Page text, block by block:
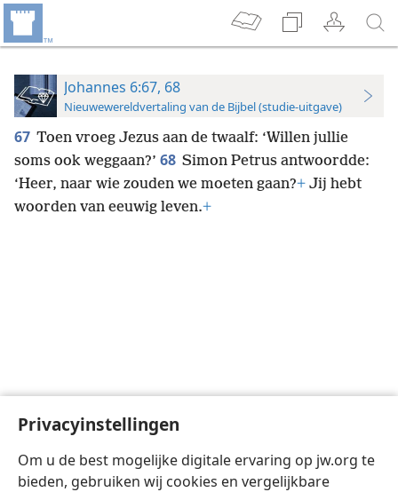
Privacyinstellingen
Om u de best mogelijke digitale ervaring op jw.org te
bieden, gebruiken wij cookies en vergelijkbare
Johannes 6:67, 68
Nieuwewereldvertaling van de Bijbel (studie-uitgave)
67 Toen vroeg Jezus aan de twaalf: ‘Willen jullie
soms ook weggaan?’ 68 Simon Petrus antwoordde:
‘Heer, naar wie zouden we moeten gaan?+ Jij hebt
woorden van eeuwig leven.+